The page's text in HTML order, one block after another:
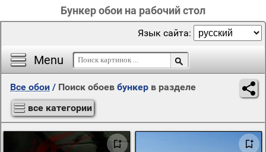
Бункер обои на рабочий стол
Menu
Язык сайта:
Все обои / Поиск обоев бункер в разделе
все категории